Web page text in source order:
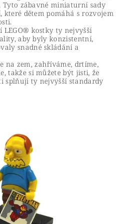
zábavné miniaturní sady
dětem pomáhá s rozvojem
LEGO® kostky ty nejvyšší
aby byly konzistentní,
snadné skládání a
na zem, zahříváme, drtíme,
takže si můžete být jisti, že
splňují ty nejvyšší standardy